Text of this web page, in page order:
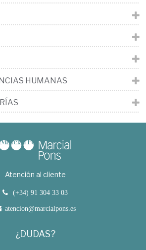
HUMANAS
Atención al cliente
(+34) 91 304 33 03
atencion@marcialpons.es
¿DUDAS?